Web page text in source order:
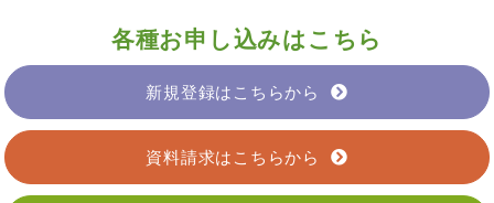
各種お申し込みはこちら
新規登録はこちらから
資料請求はこちらから